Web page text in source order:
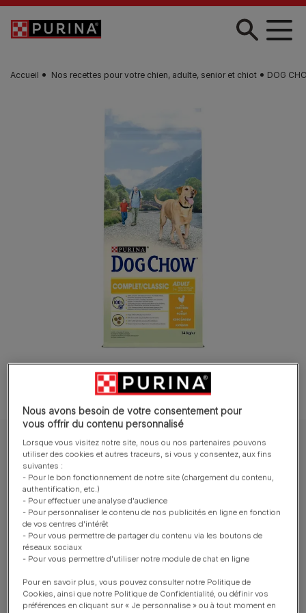
Skip to main content
Accueil Nos recettes pour votre chien, adulte, senior et chiot DOG
DOG CHOW® Chien Croquettes
DOG CHOW® COMPLET/CLASSIC ADULT -
AU POULET
Tailles disponibles​ :
Cette formule contient des antioxydants pour aider à
La recette contient de la pulpe de bettrave pour aider
à réguler le transit intestinal et à améliorer la qualité
Nous avons besoin de votre consentement pour
vous offrir du contenu personnalisé
Lorsque vous visitez notre site, nous ou nos partenaires pouvons
utiliser des cookies et autres traceurs, si vous y consentez, aux fins
suivantes :
- Pour le bon fonctionnement de notre site (chargement du contenu,
authentification, etc.)
- Pour effectuer une analyse d'audience
- Pour personnaliser le contenu de nos publicités en ligne en fonction
de vos centres d'intérêt
- Pour vous permettre de partager du contenu via les boutons de
réseaux sociaux
- Pour vous permettre d'utiliser notre module de chat en ligne
Pour en savoir plus, vous pouvez consulter notre Politique de
Cookies, ainsi que notre Politique de Confidentialité, ou définir vos
préférences en cliquant sur « Je personnalise » ou à tout moment en